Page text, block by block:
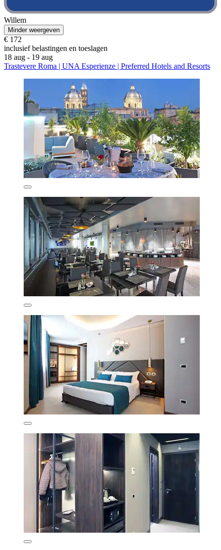
Willem
Minder weergeven
€ 172
inclusief belastingen en toeslagen
18 aug - 19 aug
Trastevere Roma | UNA Esperienze | Preferred Hotels and Resorts